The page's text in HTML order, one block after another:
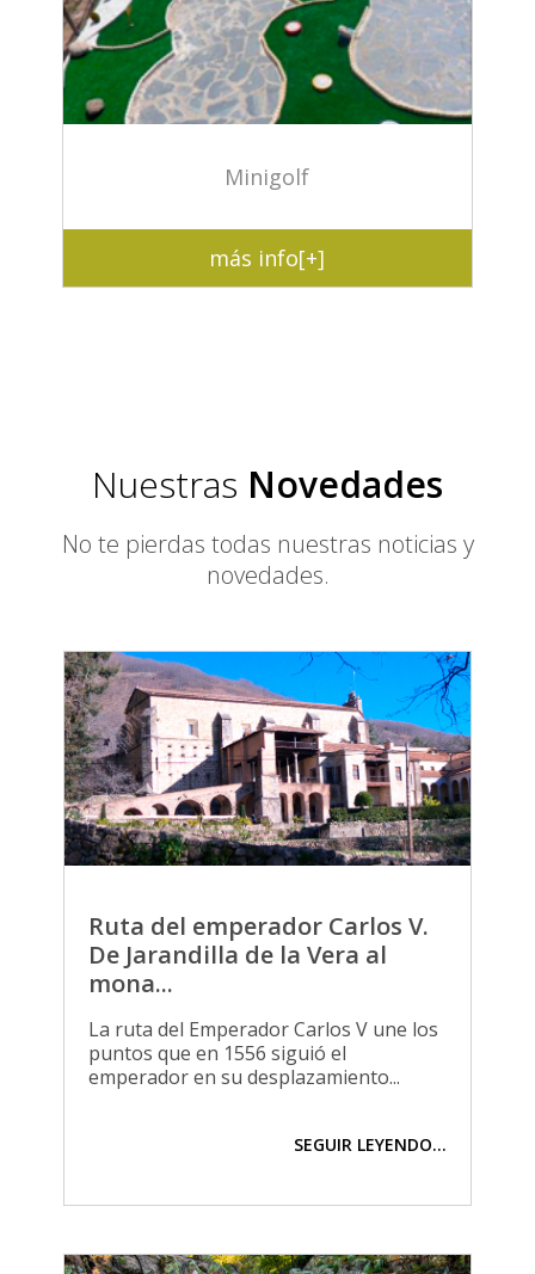
Minigolf
más info[+]
Nuestras Novedades
No te pierdas todas nuestras noticias y
novedades.
Ruta del emperador Carlos V.
De Jarandilla de la Vera al
mona...
La ruta del Emperador Carlos V une los
puntos que en 1556 siguió el
emperador en su desplazamiento...
SEGUIR LEYENDO...